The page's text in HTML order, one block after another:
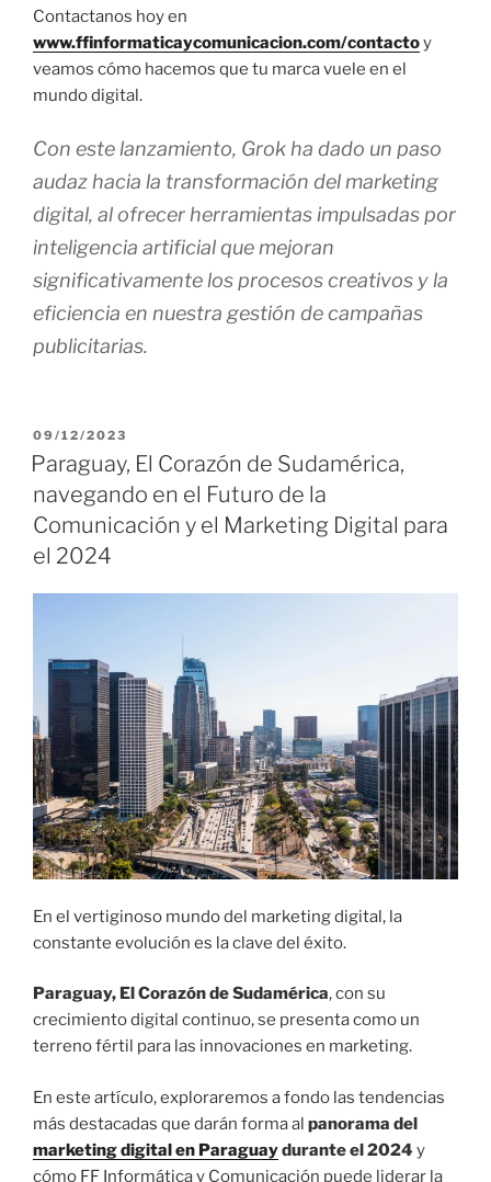
Contactanos hoy en
www.ffinformaticaycomunicacion.com/contactoy
veamos cómo hacemos que tu marca vuele en el
mundo digital.
Con este lanzamiento, Grok ha dado un paso
audaz hacia la transformación del marketing
digital, al ofrecer herramientas impulsadas por
inteligencia artificial que mejoran
significativamente los procesos creativos y la
eficiencia en nuestra gestión de campañas
publicitarias.
P
U
B
L
I
C
A
O
09/12/2023
Paraguay, El Corazón de Sudamérica,
navegando en el Futuro de la
Comunicación y el Marketing Digital para
el 2024
En el vertiginoso mundo del marketing digital, la
constante evolución es la clave del éxito.
Paraguay, El Corazón de Sudamérica, con su
crecimiento digital continuo, se presenta como un
terreno fértil para las innovaciones en marketing.
En este artículo, exploraremos a fondo las tendencias
más destacadas que darán forma al panorama del
marketing digital en Paraguaydurante el 2024 y
cómo FF Informática y Comunicación puede liderar la